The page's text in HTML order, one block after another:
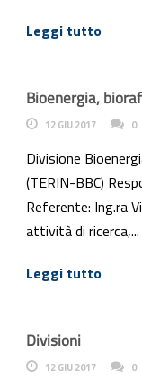
Leggi tutto
Bioenergia,
12 GIU 2017 0
Divisione
(TERIN-BBC)
Referente: Ing.ra
attività di ricerca,...
Leggi tutto
Divisioni
12 GIU 2017 0